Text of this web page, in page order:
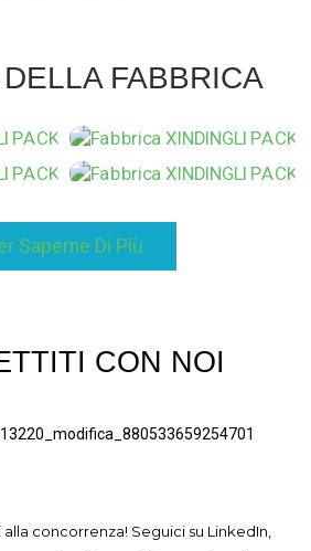
FABBRICA
Saperne Di Più
CON NOI
concorrenza! Seguici su LinkedIn,